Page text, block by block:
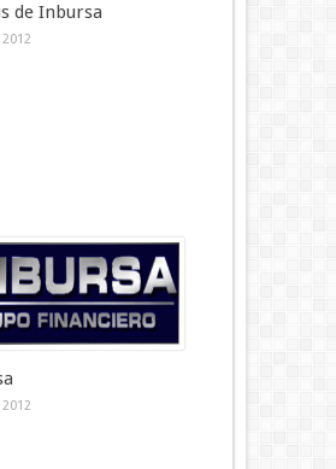
de Inbursa